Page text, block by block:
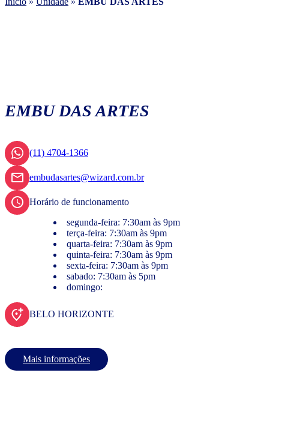
EMBU DAS ARTES
(11) 4704-1366
embudasartes@wizard.com.br
Horário de funcionamento
segunda-feira: 7:30am às 9pm
terça-feira: 7:30am às 9pm
quarta-feira: 7:30am às 9pm
quinta-feira: 7:30am às 9pm
sexta-feira: 7:30am às 9pm
sabado: 7:30am às 5pm
domingo:
BELO HORIZONTE
Mais informações